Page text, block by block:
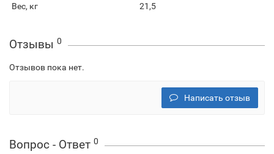
Вес, кг
21,5
Отзывы 0
Отзывов пока нет.
Написать отзыв
Вопрос - Ответ 0